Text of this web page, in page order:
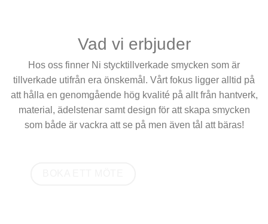
Vad vi erbjuder
Hos oss finner Ni stycktillverkade smycken som är
tillverkade utifrån era önskemål. Vårt fokus ligger alltid på
att hålla en genomgående hög kvalité på allt från hantverk,
material, ädelstenar samt design för att skapa smycken
som både är vackra att se på men även tål att bäras!